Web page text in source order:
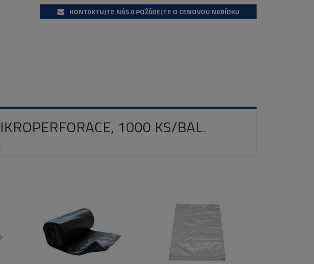
KONTAKTUJTE NÁS A POŽÁDEJTE O CENOVOU NABÍDKU
1000 KS/BAL.